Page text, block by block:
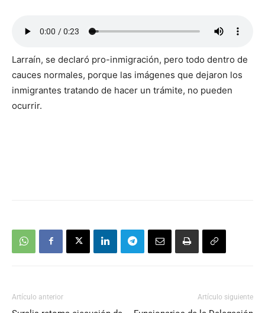
Larraín, se declaró pro-inmigración, pero todo dentro de
cauces normales, porque las imágenes que dejaron los
inmigrantes tratando de hacer un trámite, no pueden
ocurrir.
Artículo anterior Artículo siguiente